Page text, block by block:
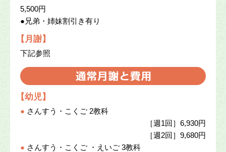
5,500円
●兄弟・姉妹割引き有り
【月謝】
下記参照
【幼児】
● さんすう・こくご 2教科
［週1回］6,930円
［週2回］9,680円
● さんすう・こくご ・えいご 3教科